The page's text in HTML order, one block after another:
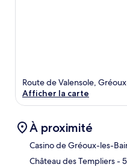
Route de Valensole,
Afficher la carte
À proximité
Casino de Gréoux-les-
Château des Templiers-